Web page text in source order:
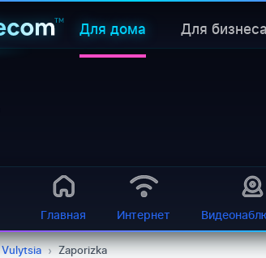
Для дома Для бизнеса
Главная Интернет
Vulytsia › Zaporizka